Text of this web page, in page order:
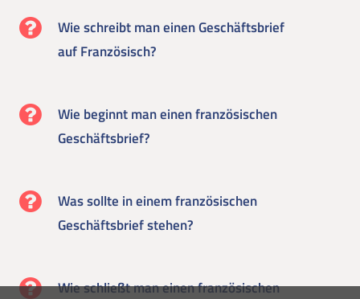
Wie schreibt man einen Geschäftsbrief
auf Französisch?
Wie beginnt man einen französischen
Geschäftsbrief?
Was sollte in einem französischen
Geschäftsbrief stehen?
Wie schließt man einen französischen